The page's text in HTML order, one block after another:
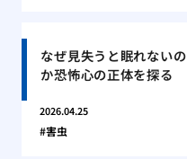
なぜ見失うと眠れないの
か恐怖心の正体を探る
2026.04.25
害虫